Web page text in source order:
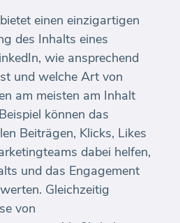
einen einzigartigen
des Inhalts eines
wie ansprechend
und welche Art von
am meisten am Inhalt
können das
Beiträgen, Klicks, Likes
dabei helfen,
und das Engagement
Gleichzeitig
von